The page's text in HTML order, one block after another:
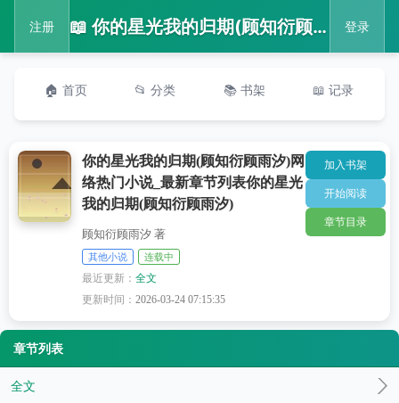
注册 📖 你的星光我的归期(顾知衍顾雨汐)网络热门小说_最新章节列表你的星光我的归期(顾知衍顾雨汐) 登录
🏠 首页 📂 分类 📚 书架 📖 记录
你的星光我的归期(顾知衍顾雨汐)网
络热门小说_最新章节列表你的星光
我的归期(顾知衍顾雨汐)
顾知衍顾雨汐 著
其他小说 连载中
最近更新：全文
更新时间：2026-03-24 07:15:35
加入书架
开始阅读
章节目录
章节列表
全文